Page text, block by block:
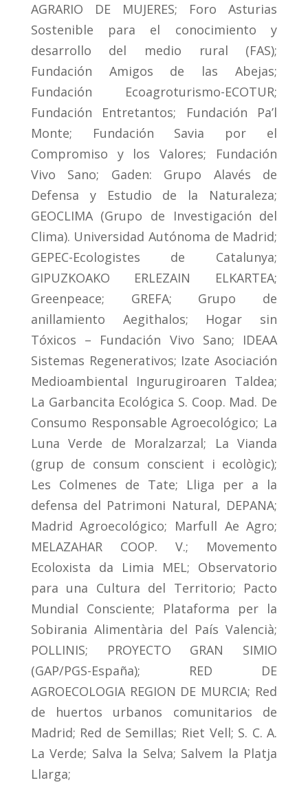
AGRARIO DE MUJERES; Foro Asturias
Sostenible para el conocimiento y
desarrollo del medio rural (FAS);
Fundación Amigos de las Abejas;
Fundación Ecoagroturismo-ECOTUR;
Fundación Entretantos; Fundación Pa’l
Monte; Fundación Savia por el
Compromiso y los Valores; Fundación
Vivo Sano; Gaden: Grupo Alavés de
Defensa y Estudio de la Naturaleza;
GEOCLIMA (Grupo de Investigación del
Clima). Universidad Autónoma de Madrid;
GEPEC-Ecologistes de Catalunya;
GIPUZKOAKO ERLEZAIN ELKARTEA;
Greenpeace; GREFA; Grupo de
anillamiento Aegithalos; Hogar sin
Tóxicos – Fundación Vivo Sano; IDEAA
Sistemas Regenerativos; Izate Asociación
Medioambiental Ingurugiroaren Taldea;
La Garbancita Ecológica S. Coop. Mad. De
Consumo Responsable Agroecológico; La
Luna Verde de Moralzarzal; La Vianda
(grup de consum conscient i ecològic);
Les Colmenes de Tate; Lliga per a la
defensa del Patrimoni Natural, DEPANA;
Madrid Agroecológico; Marfull Ae Agro;
MELAZAHAR COOP. V.; Movemento
Ecoloxista da Limia MEL; Observatorio
para una Cultura del Territorio; Pacto
Mundial Consciente; Plataforma per la
Sobirania Alimentària del País Valencià;
POLLINIS; PROYECTO GRAN SIMIO
(GAP/PGS-España); RED DE
AGROECOLOGIA REGION DE MURCIA; Red
de huertos urbanos comunitarios de
Madrid; Red de Semillas; Riet Vell; S. C. A.
La Verde; Salva la Selva; Salvem la Platja
Llarga;